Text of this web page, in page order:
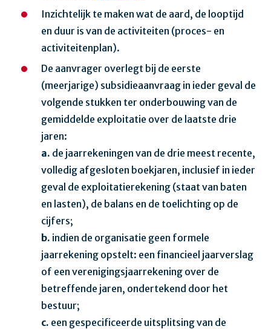
Inzichtelijk te maken wat de aard, de looptijd
en duur is van de activiteiten (proces- en
activiteitenplan).
De aanvrager overlegt bij de eerste
(meerjarige) subsidieaanvraag in ieder geval de
volgende stukken ter onderbouwing van de
gemiddelde exploitatie over de laatste drie
jaren:
a. de jaarrekeningen van de drie meest recente,
volledig afgesloten boekjaren, inclusief in ieder
geval de exploitatierekening (staat van baten
en lasten), de balans en de toelichting op de
cijfers;
b. indien de organisatie geen formele
jaarrekening opstelt: een financieel jaarverslag
of een verenigingsjaarrekening over de
betreffende jaren, ondertekend door het
bestuur;
c. een gespecificeerde uitsplitsing van de